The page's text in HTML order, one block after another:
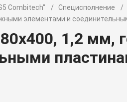
Combitech" Специсполнение
элементами и
1,2 мм,